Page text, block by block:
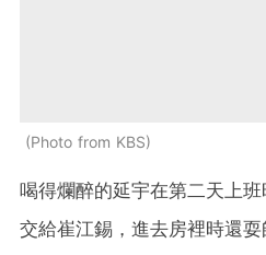
Photo from KBS
喝得爛醉的延宇在第二天上
交給崔江錫，進去房裡時還